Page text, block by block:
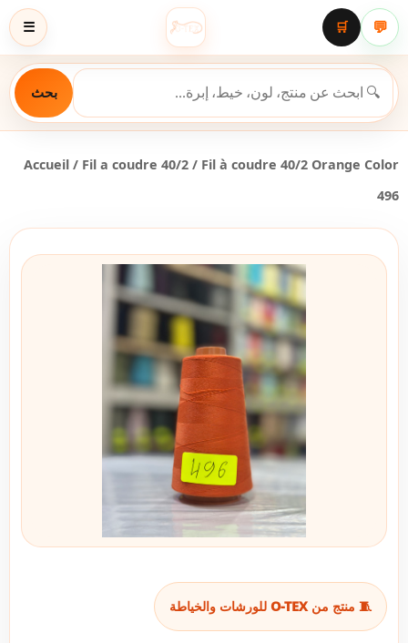
☰ 💬
🛒
بحث
Accueil / Fil a coudre 40/2 / Fil à coudre 40/2 Orange Color
496
🧵 منتج من O-TEX للورشات والخياطة